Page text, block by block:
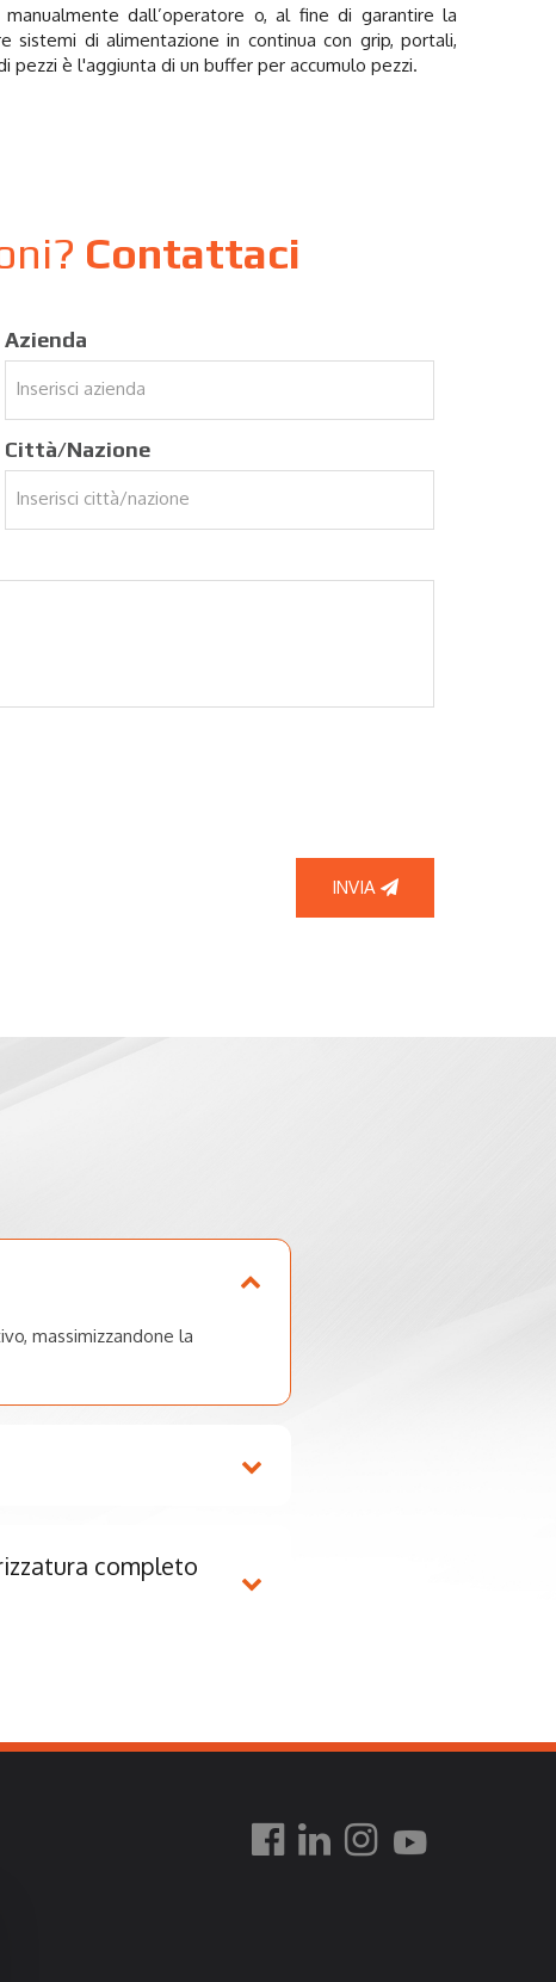
dall’operatore o, al fine di garantire la
sistemi di alimentazione in continua con grip, portali,
pezzi è l'aggiunta di un buffer per accumulo pezzi.
Contattaci
Azienda
Città/Nazione
INVIA
massimizzandone la
completo